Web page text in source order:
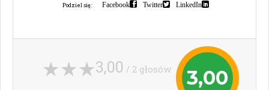
Podziel się: Facebook Twitter LinkedIn
3,00
3,00 / 2 głosów